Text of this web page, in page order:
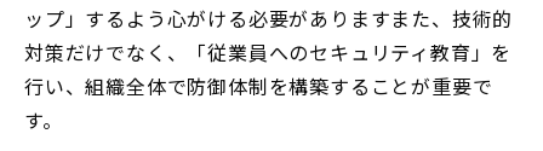
ップ」するよう心がける必要がありますまた、技術的
対策だけでなく、「従業員へのセキュリティ教育」を
行い、組織全体で防御体制を構築することが重要で
す。